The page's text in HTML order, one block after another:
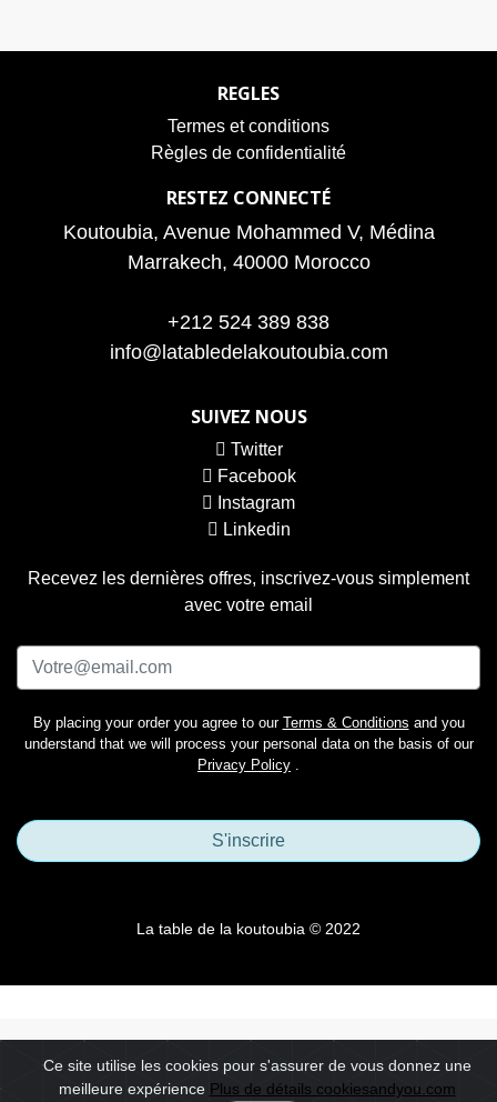
REGLES
Termes et conditions
Règles de confidentialité
RESTEZ CONNECTÉ
Koutoubia, Avenue Mohammed V, Médina
Marrakech, 40000 Morocco
+212 524 389 838
info@latabledelakoutoubia.com
SUIVEZ NOUS
Twitter
Facebook
Instagram
Linkedin
Recevez les dernières offres, inscrivez-vous simplement
avec votre email
By placing your order you agree to our Terms & Conditions and you
understand that we will process your personal data on the basis of our
Privacy Policy .
S'inscrire
La table de la koutoubia © 2022
Ce site utilise les cookies pour s'assurer de vous donnez une
meilleure expérience Plus de détails cookiesandyou.com